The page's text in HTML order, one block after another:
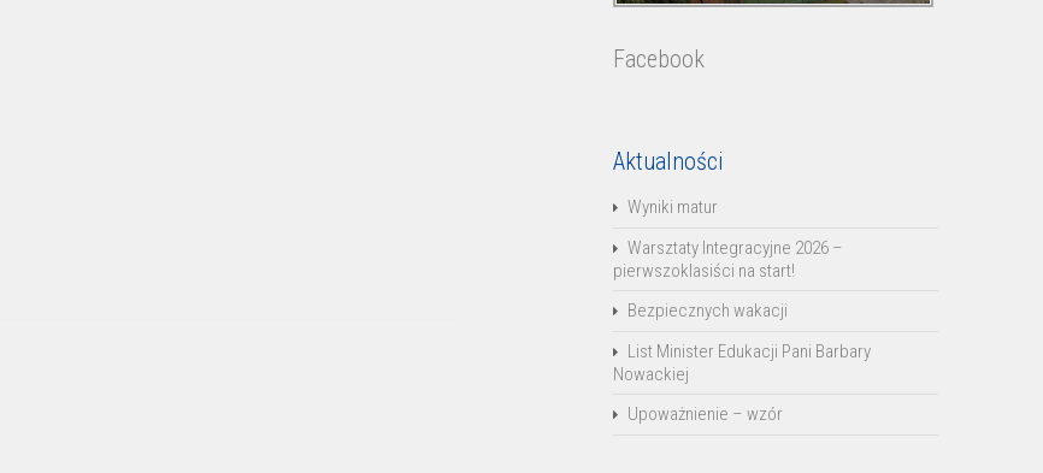
Facebook
Aktualności
Wyniki matur
Warsztaty Integracyjne 2026 –
pierwszoklasiści na start!
Bezpiecznych wakacji
List Minister Edukacji Pani Barbary
Nowackiej
Upoważnienie – wzór